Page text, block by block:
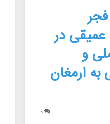
فجر
در
و
ارمغان
۰